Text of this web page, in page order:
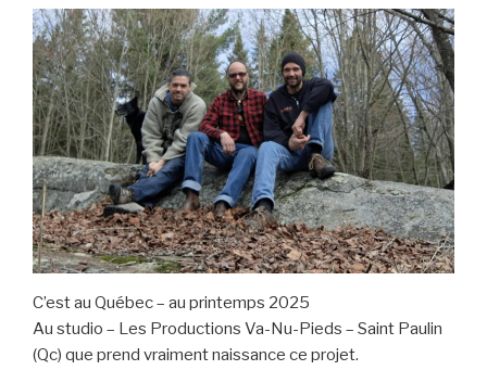
C’est au Québec – au printemps 2025
Au studio – Les Productions Va-Nu-Pieds – Saint Paulin
(Qc) que prend vraiment naissance ce projet.